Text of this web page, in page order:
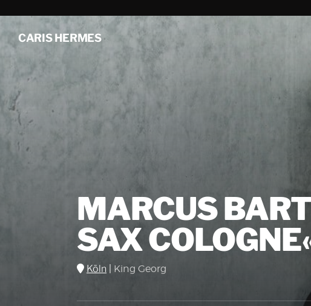
CARIS HERMES
MARCUS
SAX
Köln King Georg